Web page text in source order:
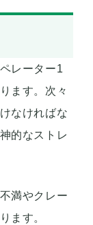
レーター1
ます。次々
なければな
的なストレ
満やクレー
ます。